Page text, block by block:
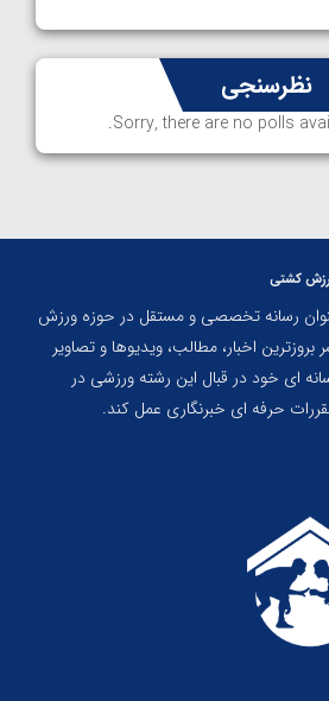
نظرسنجی
Sorry, there are no polls
کشتی
رسانه تخصصی و مستقل در حوزه ورزش
اخبار، مطالب، ویدیوها و تصاویر
ای خود در قبال این رشته ورزشی در
حرفه ای خبرنگاری عمل کند.